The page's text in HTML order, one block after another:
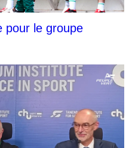
pour le groupe